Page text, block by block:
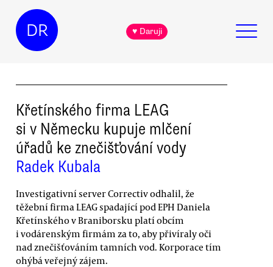
DR ♥ Daruji
Křetínského firma LEAG
si v Německu kupuje mlčení
úřadů ke znečišťování vody
Radek Kubala
Investigativní server Correctiv odhalil, že
těžební firma LEAG spadající pod EPH Daniela
Křetínského v Braniborsku platí obcím
i vodárenským firmám za to, aby přivíraly oči
nad znečišťováním tamních vod. Korporace tím
ohýbá veřejný zájem.